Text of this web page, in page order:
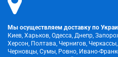
Мы осуществляем доставку по
Киев, Харьков, Одесса, Днепр,
Херсон, Полтава, Чернигов,
Черновцы, Сумы, Ровно, Ивано-